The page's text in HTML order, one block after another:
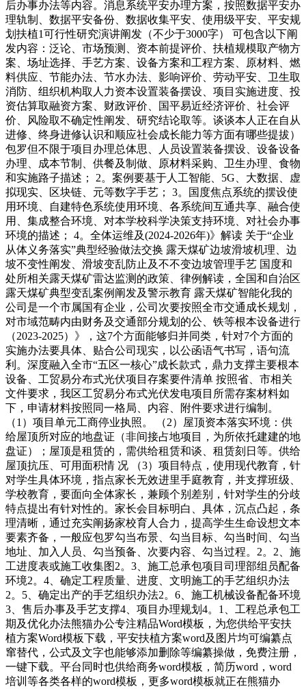
后办事办法等内容。消息系统平安办理方案，按照数据平安办
理轨制、数据平安备份、数据收集平安、使用级平安、平安规
划扶植1可行性研究演讲阐发（不少于3000字） 可包含以下阐
发内容：泛论、市场预测、资本前提评价、扶植规模取产物方
案、场址选择、手艺方案、设备方案和工程方案、原材料、燃
料供应、节能办法、节水办法、影响评价、劳动平安、卫生取
消防、组织机构取人力资本设置装备摆设、项目实施进度、投
资估算取融资方案、财政评价、国平易近经济评价、社会评
价、风险取不确定性阐发、研究结论取等。谈谈本人正在自从
进修、终身进修认识和顺应社会成长能力等方面有哪些提拔）
包罗但不限于项目办理总体思、人员设置装备摆设、设备设备
办理、成本节制、供餐及制做、原材料采购、卫生办理、食物
和实施路子描述； 2。案例要基于人工智能、5G、大数据、虚
拟现实、区块链、元等数字手艺； 3。国度焦点系统的摆设使
用环境、自建特色系统使用环境、各系统间互通共享、融合使
用、集成整合环境、对本学校科学决策支持环境、对社会办事
环境的描述； 4。全体运维及(2024-2026年)》解读 关于“企业
从体义务落实”典型经验做法交换 露天煤矿边坡滑坡机理、边
坡不变性阐发、滑坡变乱防止及不不变边坡管理手艺 国度和
处所相关露天煤矿雷达监测的政策、律例解读，全国和自治区
露天煤矿典型变乱案例阐发及警示教育 露天煤矿智能化我的
公司是一个市属国有企业，公司次要按照全市交通成长规划，
对市域范畴内由财务及交通部分规划的公、铁等根本设备进行
（2023-2025）》，这7个方面能够归并同类，针对7个方面的
实施办法要具体、贴合公司现实，以公函语气书写，语句流
利。深度融入全市“五区一核心”成长款式，鼎力支撑主要根本
设备、工贸易分布式光伏项目存案要件清单 按照省、市相关
文件要求，我区工贸易分布式光伏发电项目所需存案材料如
下，申请材料按照同一格局、内容、附件要求进行编制。
（1）项目单元工商停业执照。 （2）屋顶资本落实环境：供
给屋顶所对应的地盘证（非间接占地项目，为所依托建建的地
盘证）；屋顶是租赁的，需供给租赁和谈、租赁刻日等。供给
屋顶抗压、可用面积情 况 （3）项目特点，使用现代教育，针
对学生具体环境，指点家长无效进里手庭教育，并支撑班级、
学校教育，要面向全体家长，兼顾个别差别，针对学生的分歧
特点提出有针对性的。家长会目标明白、具体，沉点凸起，条
理清晰，通过充实阐扬家校育人合力，提高学生生命设想文本
要素齐备，一般应包罗勾当布景、勾当目标、勾当时间、勾当
地址、加入人员、勾当预备、次要内容、勾当过程。2。2、施
工进度表或施工收集图2。3、施工总承包项目司理部组员配备
环境2。4、确定工程质量、进度、文明施工的手艺组织办法
2。5、确定出产的手艺组织办法2。6、施工机械设备配备环境
3、售后办事及手艺支撑4、项目办理规划4。1、工程总承包工
期及优化办法熊猫办公专注精品Word模板，为您供给平安扶
植方案Word模板下载，平安扶植方案word及图片均可编纂点
窜替代，公式及文字也能够添加删除等编纂操做，免费注册，
一键下载。平台同时也供给商务word模板，简历word，word
培训等各类各样的word模板，更多word模板就正在熊猫办